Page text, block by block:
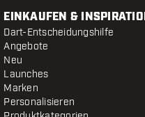
EINKAUFEN &
Dart-Entscheidungshilfe
Angebote
Neu
Launches
Marken
Personalisieren